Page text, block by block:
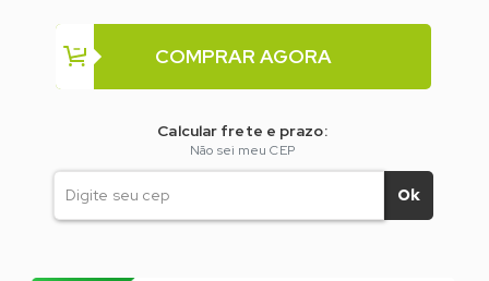
COMPRAR AGORA
Calcular frete e prazo:
Não sei meu CEP
Ok